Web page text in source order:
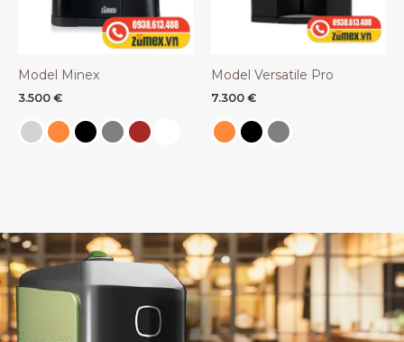
Model Minex
3.500 €
Model Versatile Pro
7.300 €